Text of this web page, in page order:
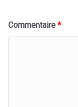
Commentaire *